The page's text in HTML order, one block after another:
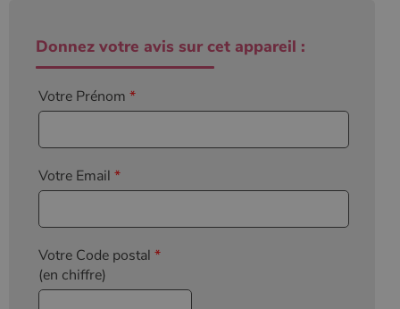
Donnez votre avis sur cet appareil :
Votre Prénom *
Votre Email *
Votre Code postal *
(en chiffre)